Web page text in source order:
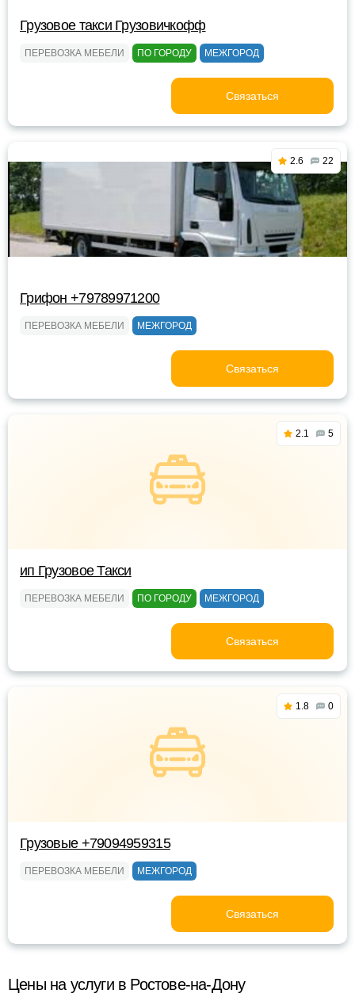
Грузовое такси Грузовичкофф
ПЕРЕВОЗКА МЕБЕЛИ ПО ГОРОДУ МЕЖГОРОД
Связаться
2.6 22
Грифон +79789971200
ПЕРЕВОЗКА МЕБЕЛИ МЕЖГОРОД
Связаться
2.1 5
ип Грузовое Такси
ПЕРЕВОЗКА МЕБЕЛИ ПО ГОРОДУ МЕЖГОРОД
Связаться
1.8 0
Грузовые +79094959315
ПЕРЕВОЗКА МЕБЕЛИ МЕЖГОРОД
Связаться
Цены на услуги в Ростове-на-Дону